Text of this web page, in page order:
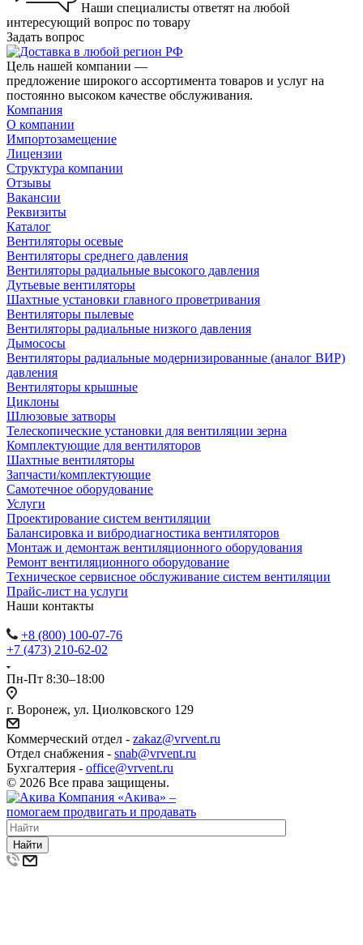
Наши специалисты ответят на любой
интересующий вопрос по товару
Задать вопрос
Цель нашей компании —
предложение широкого ассортимента товаров и услуг на
постоянно высоком качестве обслуживания.
Компания
О компании
Импортозамещение
Лицензии
Структура компании
Отзывы
Вакансии
Реквизиты
Каталог
Вентиляторы осевые
Вентиляторы среднего давления
Вентиляторы радиальные высокого давления
Дутьевые вентиляторы
Шахтные установки главного проветривания
Вентиляторы пылевые
Вентиляторы радиальные низкого давления
Дымососы
Вентиляторы радиальные модернизированные (аналог ВИР)
давления
Вентиляторы крышные
Циклоны
Шлюзовые затворы
Телескопические установки для вентиляции зерна
Комплектующие для вентиляторов
Шахтные вентиляторы
Запчасти/комплектующие
Самотечное оборудование
Услуги
Проектирование систем вентиляции
Балансировка и вибродиагностика вентиляторов
Монтаж и демонтаж вентиляционного оборудования
Ремонт вентиляционного оборудование
Техническое сервисное обслуживание систем вентиляции
Прайс-лист на услуги
Наши контакты
+8 (800) 100-07-76
+7 (473) 210-62-02
Пн-Пт 8:30–18:00
г. Воронеж, ул. Циолковского 129
Коммерческий отдел - zakaz@vrvent.ru
Отдел снабжения - snab@vrvent.ru
Бухгалтерия - office@vrvent.ru
© 2026 Все права защищены.
Компания «Акива» –
помогаем продвигать и продавать
Найти